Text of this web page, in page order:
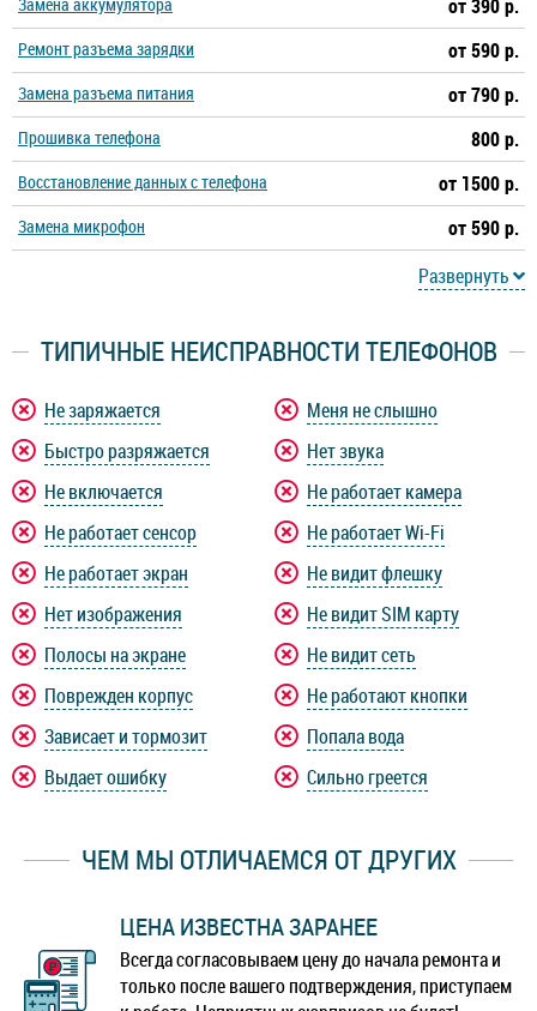
от 390 р.
Ремонт разъема зарядки от 590 р.
Замена разъема питания от 790 р.
Прошивка телефона 800 р.
Восстановление данных с телефона от 1500 р.
Замена микрофон
от 590 р.
Развернуть
ТИПИЧНЫЕ НЕИСПРАВНОСТИ ТЕЛЕФОНОВ
Не заряжается
Быстро разряжается
Не включается
Не работает сенсор
Не работает экран
Нет изображения
Полосы на экране
Поврежден корпус
Зависает и тормозит
Выдает ошибку
Меня не слышно
Нет звука
Не работает камера
Не работает Wi-Fi
Не видит флешку
Не видит SIM карту
Не видит сеть
Не работают кнопки
Попала вода
Сильно греется
ЧЕМ МЫ ОТЛИЧАЕМСЯ ОТ ДРУГИХ
ЦЕНА ИЗВЕСТНА ЗАРАНЕЕ
Всегда согласовываем цену до начала ремонта и
только после вашего подтверждения, приступаем